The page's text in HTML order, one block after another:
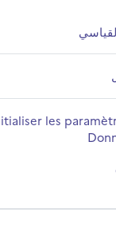
les